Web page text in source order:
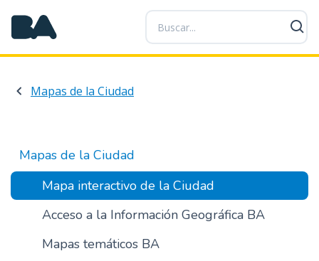
P
a
s
a
t
e
n
Mapas de la Ciudad
Mapas de la Ciudad
Mapa interactivo de la Ciudad
Acceso a la Información Geográfica BA
Mapas temáticos BA